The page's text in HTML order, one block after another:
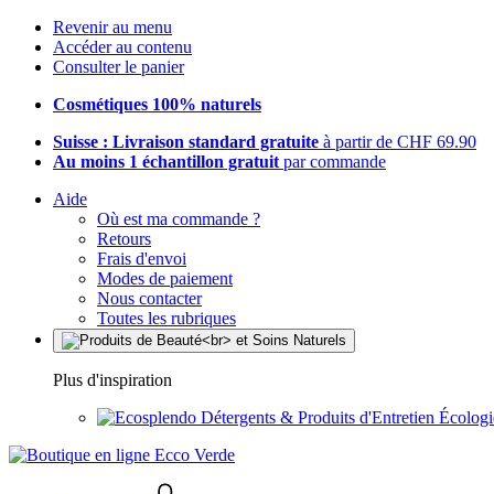
Revenir au menu
Accéder au contenu
Consulter le panier
Cosmétiques 100% naturels
Suisse : Livraison standard gratuite à partir de CHF 69.90
Au moins 1 échantillon gratuit par commande
Aide
Où est ma commande ?
Retours
Frais d'envoi
Modes de paiement
Nous contacter
Toutes les rubriques
Plus d'inspiration
Détergents & Produits d'Entretien